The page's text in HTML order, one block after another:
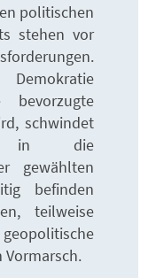
politischen
stehen vor
schwindet
in die
gewählten
befinden
teilweise
Vormarsch.